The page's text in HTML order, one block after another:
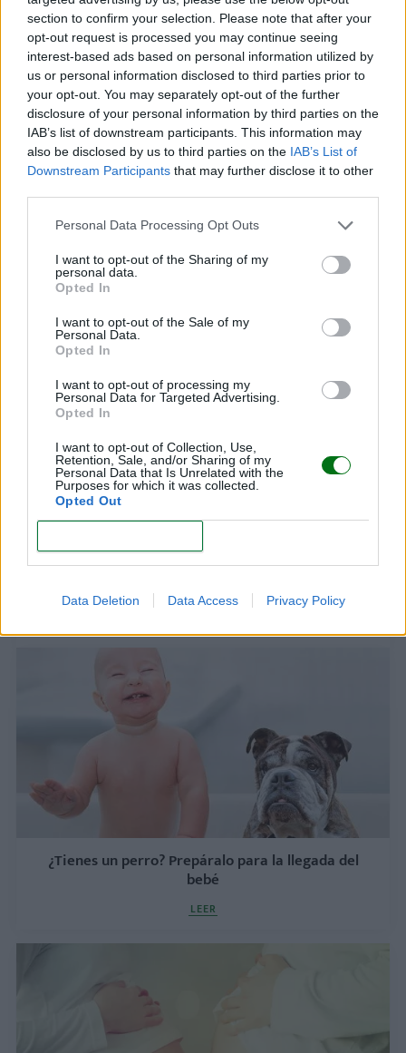
section to confirm your selection. Please note that after your
opt-out request is processed you may continue seeing
interest-based ads based on personal information utilized by
us or personal information disclosed to third parties prior to
your opt-out. You may separately opt-out of the further
disclosure of your personal information by third parties on the
IAB’s list of downstream participants. This information may
also be disclosed by us to third parties on the IAB’s List of
Downstream Participants that may further disclose it to other
Personal Data Processing Opt Outs
I want to opt-out of the Sharing of my
personal data.
Opted In
I want to opt-out of the Sale of my
Personal Data.
Opted In
I want to opt-out of processing my
Personal Data for Targeted Advertising.
Opted In
I want to opt-out of Collection, Use,
Retention, Sale, and/or Sharing of my
Personal Data that Is Unrelated with the
Purposes for which it was collected.
Opted Out
Data Deletion Data Access Privacy Policy
y controlarla
LEER
Mindfulness en el embarazo y parto: claves para
LEER
Full HD
¿Tienes un perro? Prepáralo para la llegada del
bebé
LEER